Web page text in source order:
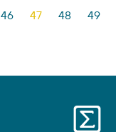
46 47 48 49